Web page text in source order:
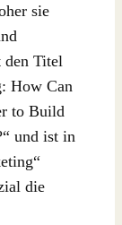
sie
den Titel
How Can
to Build
und ist in
die